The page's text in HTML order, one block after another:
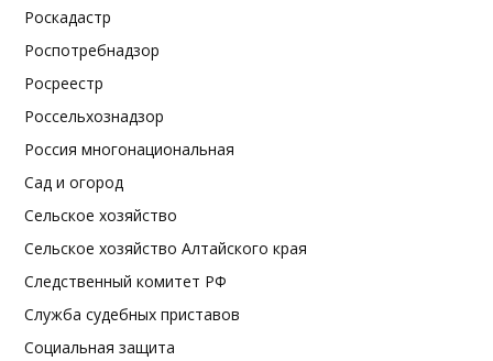
Роскадастр
Роспотребнадзор
Росреестр
Россельхознадзор
Россия многонациональная
Сад и огород
Сельское хозяйство
Сельское хозяйство Алтайского края
Следственный комитет РФ
Служба судебных приставов
Социальная защита